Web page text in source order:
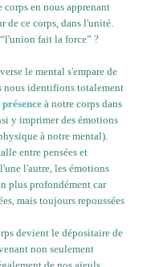
corps en nous apprenant
de ce corps, dans l'unité.
fait la force” ?
le mental s'empare de
nous identifions totalement
présence à notre corps dans
y imprimer des émotions
à notre mental).
entre pensées et
l'autre, les émotions
plus profondément car
mais toujours repoussées
devient le dépositaire de
non seulement